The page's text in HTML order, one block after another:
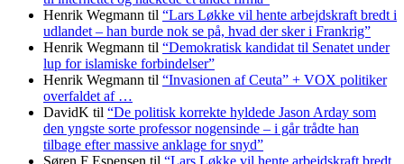
Henrik Wegmann til “Lars Løkke vil hente arbejdskraft bredt i
udlandet – han burde nok se på, hvad der sker i Frankrig”
Henrik Wegmann til “Demokratisk kandidat til Senatet under
lup for islamiske forbindelser”
Henrik Wegmann til “Invasionen af Ceuta” + VOX politiker
overfaldet af …
DavidK til “De politisk korrekte hyldede Jason Arday som
den yngste sorte professor nogensinde – i går trådte han
tilbage efter massive anklage for snyd”
Søren F Espensen til “Lars Løkke vil hente arbejdskraft bredt